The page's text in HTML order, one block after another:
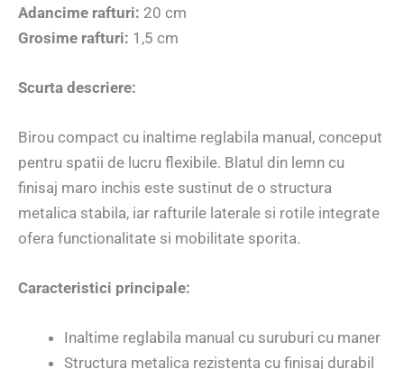
Adancime rafturi: 20 cm
Grosime rafturi: 1,5 cm
Scurta descriere:
Birou compact cu inaltime reglabila manual, conceput
pentru spatii de lucru flexibile. Blatul din lemn cu
finisaj maro inchis este sustinut de o structura
metalica stabila, iar rafturile laterale si rotile integrate
ofera functionalitate si mobilitate sporita.
Caracteristici principale:
Inaltime reglabila manual cu suruburi cu maner
Structura metalica rezistenta cu finisaj durabil